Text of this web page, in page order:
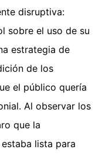
disruptiva:
sobre el uso de su
estrategia de
de los
el público quería
Al observar los
que la
lista para